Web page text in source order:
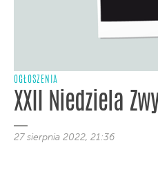
OGŁOSZENIA
XXII Niedziela
27 sierpnia 2022, 21:36